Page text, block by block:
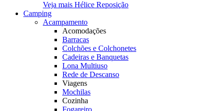
Veja mais Hélice Reposição
Camping
Acampamento
Acomodações
Barracas
Colchões e Colchonetes
Cadeiras e Banquetas
Lona Multiuso
Rede de Descanso
Viagens
Mochilas
Cozinha
Fogareiro